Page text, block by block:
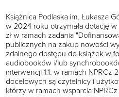
Książnica Podlaska im. Łukasza
w 2024 roku otrzymała dotację
zł w ramach zadania
publicznych na zakup nowości
zdalnego dostępu do książek w
audiobooków i/lub
interwencji 1.1. w ramach NPRCz
docelowych są czytelnicy i
którzy w ramach wsparcia